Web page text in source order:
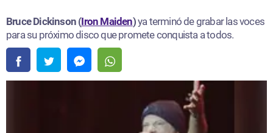
Bruce Dickinson (Iron Maiden)ya terminó de grabar las voces
para su próximo disco que promete conquista a todos.